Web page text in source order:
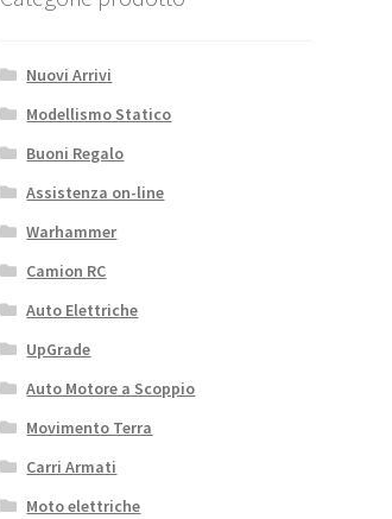
Nuovi Arrivi
Modellismo Statico
Buoni Regalo
Assistenza on-line
Warhammer
Camion RC
Auto Elettriche
UpGrade
Auto Motore a Scoppio
Movimento Terra
Carri Armati
Moto elettriche